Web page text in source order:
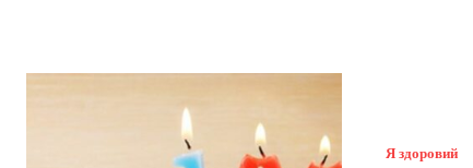
Я здоровий